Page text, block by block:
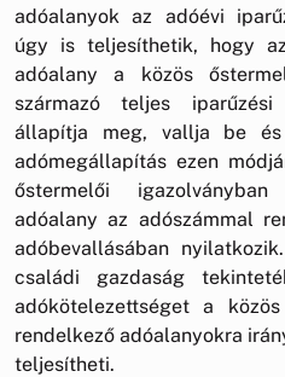
adóalanyok az adóévi
úgy is teljesíthetik, hogy
adóalany a közös
származó teljes
állapítja meg, vallja be
adómegállapítás ezen
őstermelői
adóalany az adószámmal
adóbevallásában
családi gazdaság
adókötelezettséget a
rendelkező adóalanyokra
teljesítheti.